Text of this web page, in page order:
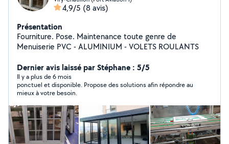
4,9/5 (8 avis)
Présentation
Fourniture. Pose. Maintenance toute genre de
Menuiserie PVC - ALUMINIUM - VOLETS ROULANTS
Dernier avis laissé par Stéphane : 5/5
Il y a plus de 6 mois
ponctuel et disponible. Propose des solutions afin répondre au
mieux à votre besoin.